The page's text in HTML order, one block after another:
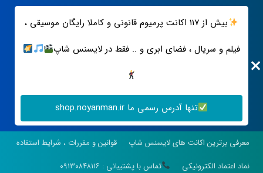
بیش از ۱۱۷ اکانت پرمیوم قانونی و کاملا رایگان موسیقی ،
فیلم و سریال ، فضای ابری و .. فقط در لایسنس شاپ
تنها آدرس رسمی ما shop.noyanman.ir
معرفی برترین اکانت های لایسنس شاپ
قوانین و مقررات ، شرایط استفاده
نماد اعتماد الکترونیکی
تماس با پشتیبانی : ۰۹۱۳۰۸۴۸۱۱۶